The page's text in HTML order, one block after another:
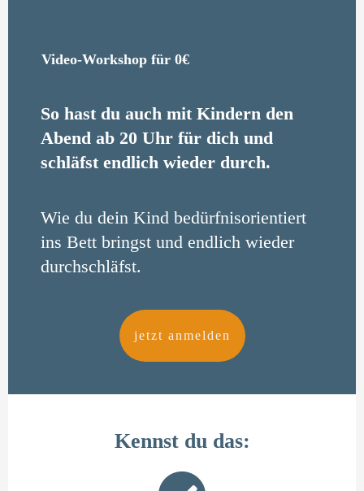
Video-Workshop für 0€
So hast du auch mit Kindern den
Abend ab 20 Uhr für dich und
schläfst endlich wieder durch.
Wie du dein Kind bedürfnisorientiert
ins Bett bringst und endlich wieder
durchschläfst.
jetzt anmelden
Kennst du das: